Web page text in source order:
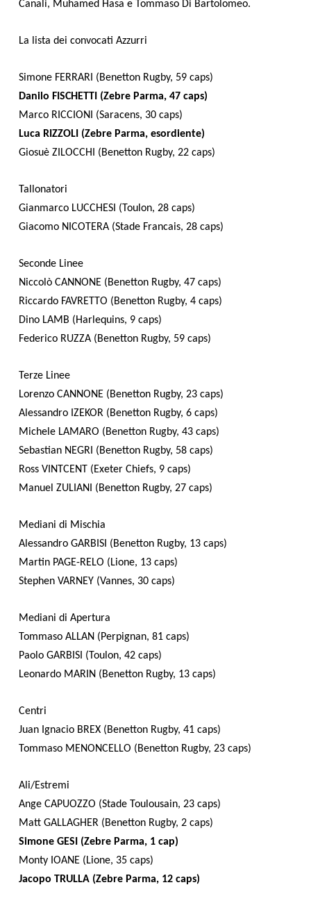
Canali, Muhamed Hasa e Tommaso Di Bartolomeo.
La lista dei convocati Azzurri
Simone FERRARI (Benetton Rugby, 59 caps)
Danilo FISCHETTI (Zebre Parma, 47 caps)
Marco RICCIONI (Saracens, 30 caps)
Luca RIZZOLI (Zebre Parma, esordiente)
Giosuè ZILOCCHI (Benetton Rugby, 22 caps)
Tallonatori
Gianmarco LUCCHESI (Toulon, 28 caps)
Giacomo NICOTERA (Stade Francais, 28 caps)
Seconde Linee
Niccolò CANNONE (Benetton Rugby, 47 caps)
Riccardo FAVRETTO (Benetton Rugby, 4 caps)
Dino LAMB (Harlequins, 9 caps)
Federico RUZZA (Benetton Rugby, 59 caps)
Terze Linee
Lorenzo CANNONE (Benetton Rugby, 23 caps)
Alessandro IZEKOR (Benetton Rugby, 6 caps)
Michele LAMARO (Benetton Rugby, 43 caps)
Sebastian NEGRI (Benetton Rugby, 58 caps)
Ross VINTCENT (Exeter Chiefs, 9 caps)
Manuel ZULIANI (Benetton Rugby, 27 caps)
Mediani di Mischia
Alessandro GARBISI (Benetton Rugby, 13 caps)
Martin PAGE-RELO (Lione, 13 caps)
Stephen VARNEY (Vannes, 30 caps)
Mediani di Apertura
Tommaso ALLAN (Perpignan, 81 caps)
Paolo GARBISI (Toulon, 42 caps)
Leonardo MARIN (Benetton Rugby, 13 caps)
Centri
Juan Ignacio BREX (Benetton Rugby, 41 caps)
Tommaso MENONCELLO (Benetton Rugby, 23 caps)
Ali/Estremi
Ange CAPUOZZO (Stade Toulousain, 23 caps)
Matt GALLAGHER (Benetton Rugby, 2 caps)
Simone GESI (Zebre Parma, 1 cap)
Monty IOANE (Lione, 35 caps)
Jacopo TRULLA (Zebre Parma, 12 caps)